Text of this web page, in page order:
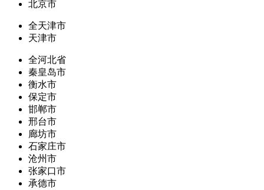
北京市
全天津市
天津市
全河北省
秦皇岛市
衡水市
保定市
邯郸市
邢台市
廊坊市
石家庄市
沧州市
张家口市
承德市